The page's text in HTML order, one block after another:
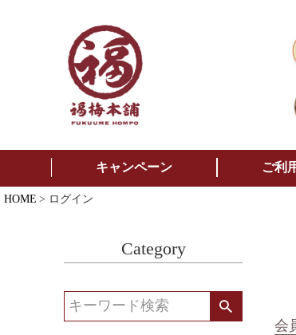
キャンペーン ご利
HOME ログイン
Category
会